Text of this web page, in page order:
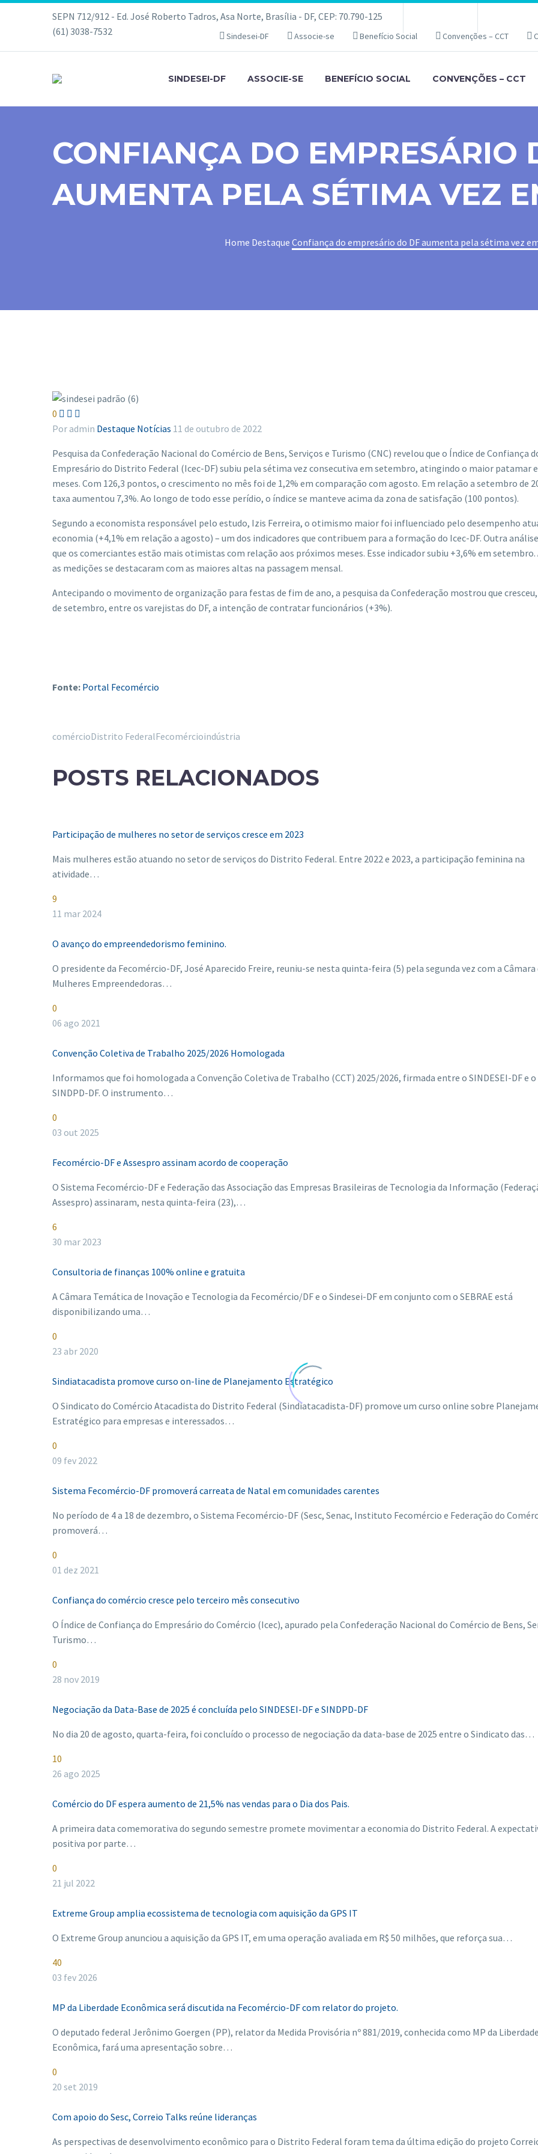
SEPN 712/912 - Ed. José Roberto Tadros, Asa Norte, Brasília - DF, CEP: 70.790-125
(61) 3038-7532
Sindesei-DF Associe-se Benefício Social Convenções – CCT
SINDESEI-DF ASSOCIE-SE BENEFÍCIO SOCIAL CONVENÇÕES – CCT
CONFIANÇA DO EMPRESÁRIO
AUMENTA PELA SÉTIMA VEZ
Home Destaque Confiança do empresário do DF aumenta pela sétima vez
0   
Por admin Destaque Notícias 11 de outubro de 2022
Pesquisa da Confederação Nacional do Comércio de Bens, Serviços e Turismo (CNC) revelou que o Índice de Confiança
Empresário do Distrito Federal (Icec-DF) subiu pela sétima vez consecutiva em setembro, atingindo o maior patamar
meses. Com 126,3 pontos, o crescimento no mês foi de 1,2% em comparação com agosto. Em relação a setembro de
taxa aumentou 7,3%. Ao longo de todo esse perídio, o índice se manteve acima da zona de satisfação (100 pontos).
Segundo a economista responsável pelo estudo, Izis Ferreira, o otimismo maior foi influenciado pelo desempenho
economia (+4,1% em relação a agosto) – um dos indicadores que contribuem para a formação do Icec-DF. Outra
que os comerciantes estão mais otimistas com relação aos próximos meses. Esse indicador subiu +3,6% em setembro.
as medições se destacaram com as maiores altas na passagem mensal.
Antecipando o movimento de organização para festas de fim de ano, a pesquisa da Confederação mostrou que
de setembro, entre os varejistas do DF, a intenção de contratar funcionários (+3%).
Fonte: Portal Fecomércio
comércioDistrito FederalFecomércioindústria
POSTS RELACIONADOS
Participação de mulheres no setor de serviços cresce em 2023
Mais mulheres estão atuando no setor de serviços do Distrito Federal. Entre 2022 e 2023, a participação feminina na
atividade…
9
11 mar 2024
O avanço do empreendedorismo feminino.
O presidente da Fecomércio-DF, José Aparecido Freire, reuniu-se nesta quinta-feira (5) pela segunda vez com a Câmara
Mulheres Empreendedoras…
0
06 ago 2021
Convenção Coletiva de Trabalho 2025/2026 Homologada
Informamos que foi homologada a Convenção Coletiva de Trabalho (CCT) 2025/2026, firmada entre o SINDESEI-DF e o
SINDPD-DF. O instrumento…
0
03 out 2025
Fecomércio-DF e Assespro assinam acordo de cooperação
O Sistema Fecomércio-DF e Federação das Associação das Empresas Brasileiras de Tecnologia da Informação
Assespro) assinaram, nesta quinta-feira (23),…
6
30 mar 2023
Consultoria de finanças 100% online e gratuita
A Câmara Temática de Inovação e Tecnologia da Fecomércio/DF e o Sindesei-DF em conjunto com o SEBRAE está
disponibilizando uma…
0
23 abr 2020
Sindiatacadista promove curso on-line de Planejamento Estratégico
O Sindicato do Comércio Atacadista do Distrito Federal (Sindiatacadista-DF) promove um curso online sobre
Estratégico para empresas e interessados…
0
09 fev 2022
Sistema Fecomércio-DF promoverá carreata de Natal em comunidades carentes
No período de 4 a 18 de dezembro, o Sistema Fecomércio-DF (Sesc, Senac, Instituto Fecomércio e Federação do
promoverá…
0
01 dez 2021
Confiança do comércio cresce pelo terceiro mês consecutivo
O Índice de Confiança do Empresário do Comércio (Icec), apurado pela Confederação Nacional do Comércio de Bens,
Turismo…
0
28 nov 2019
Negociação da Data-Base de 2025 é concluída pelo SINDESEI-DF e SINDPD-DF
No dia 20 de agosto, quarta-feira, foi concluído o processo de negociação da data-base de 2025 entre o Sindicato das…
10
26 ago 2025
Comércio do DF espera aumento de 21,5% nas vendas para o Dia dos Pais.
A primeira data comemorativa do segundo semestre promete movimentar a economia do Distrito Federal. A
positiva por parte…
0
21 jul 2022
Extreme Group amplia ecossistema de tecnologia com aquisição da GPS IT
O Extreme Group anunciou a aquisição da GPS IT, em uma operação avaliada em R$ 50 milhões, que reforça sua…
40
03 fev 2026
MP da Liberdade Econômica será discutida na Fecomércio-DF com relator do projeto.
O deputado federal Jerônimo Goergen (PP), relator da Medida Provisória nº 881/2019, conhecida como MP da Liberdade
Econômica, fará uma apresentação sobre…
0
20 set 2019
Com apoio do Sesc, Correio Talks reúne lideranças
As perspectivas de desenvolvimento econômico para o Distrito Federal foram tema da última edição do projeto